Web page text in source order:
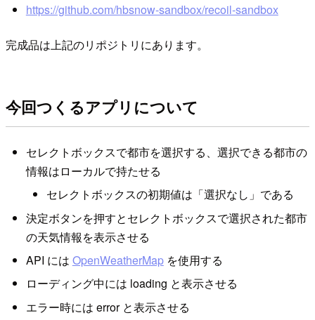
https://github.com/hbsnow-sandbox/recoil-sandbox
完成品は上記のリポジトリにあります。
今回つくるアプリについて
セレクトボックスで都市を選択する、選択できる都市の
情報はローカルで持たせる
セレクトボックスの初期値は「選択なし」である
決定ボタンを押すとセレクトボックスで選択された都市
の天気情報を表示させる
API には OpenWeatherMapを使用する
ローディング中には loading と表示させる
エラー時には error と表示させる